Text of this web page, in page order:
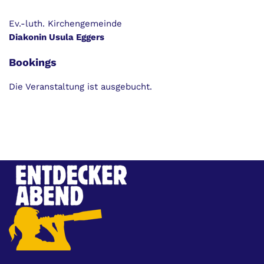
Ev.-luth. Kirchengemeinde
Diakonin Usula Eggers
Bookings
Die Veranstaltung ist ausgebucht.